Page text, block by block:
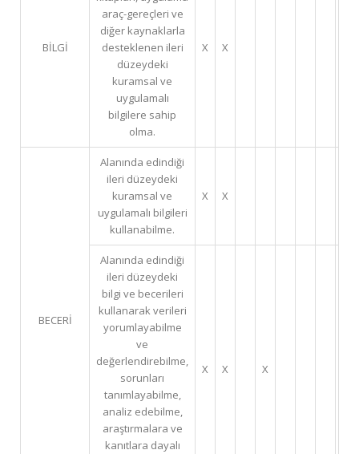
BİLGİ
araç-gereçleri ve
diğer kaynaklarla
desteklenen ileri
düzeydeki
kuramsal ve
uygulamalı
bilgilere sahip
olma.
X X
BECERİ
Alanında edindiği
ileri düzeydeki
kuramsal ve
uygulamalı bilgileri
kullanabilme.
X X
Alanında edindiği
ileri düzeydeki
bilgi ve becerileri
kullanarak verileri
yorumlayabilme
ve
değerlendirebilme,
sorunları
tanımlayabilme,
analiz edebilme,
araştırmalara ve
kanıtlara dayalı
X X X